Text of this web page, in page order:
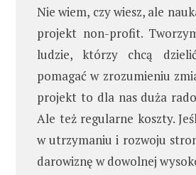
Nie wiem, czy wiesz, ale
projekt non-profit.
ludzie, którzy chcą
pomagać w zrozumieniu
projekt to dla nas duża
Ale też regularne koszty.
w utrzymaniu i rozwoju
darowiznę w dowolnej